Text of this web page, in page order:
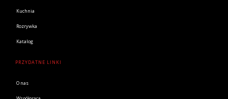
Kuchnia
Rozrywka
Katalog
PRZYDATNE LINKI
O nas